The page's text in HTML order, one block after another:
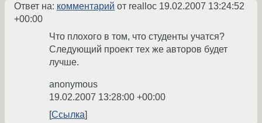
Ответ на: комментарий от realloc 19.02.2007 13:24:52
+00:00
Что плохого в том, что студенты учатся?
Следующий проект тех же авторов будет
лучше.
anonymous
19.02.2007 13:28:00 +00:00
Ссылка